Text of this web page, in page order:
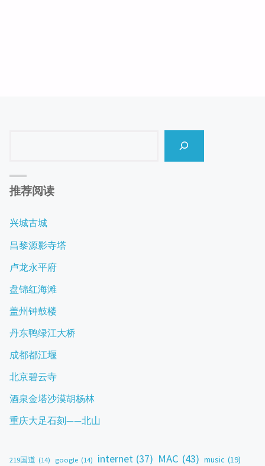
推荐阅读
兴城古城
昌黎源影寺塔
卢龙永平府
盘锦红海滩
盖州钟鼓楼
丹东鸭绿江大桥
成都都江堰
北京碧云寺
酒泉金塔沙漠胡杨林
重庆大足石刻——北山
219国道 (14) google (14) internet (37) MAC (43) music (19)